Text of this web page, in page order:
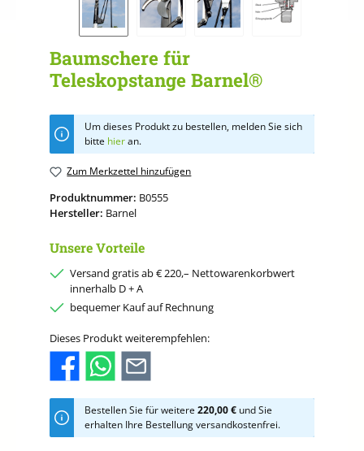
Baumschere für
Teleskopstange Barnel®
Um dieses Produkt zu bestellen, melden Sie sich
bitte hieran.
Zum Merkzettel hinzufügen
Produktnummer: B0555
Hersteller: Barnel
Unsere Vorteile
Versand gratis ab € 220,– Nettowarenkorbwert
innerhalb D + A
bequemer Kauf auf Rechnung
Dieses Produkt weiterempfehlen:
Bestellen Sie für weitere220,00 € und Sie
erhalten Ihre Bestellung versandkostenfrei.